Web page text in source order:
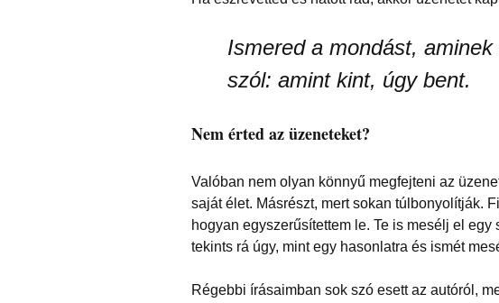
Ismered a mondást,
szól: amint kint, úgy bent.
Nem érted az üzeneteket?
Valóban nem olyan könnyű megfejteni az
saját élet. Másrészt, mert sokan túlbonyolítják.
hogyan egyszerűsítettem le. Te is mesélj el egy
tekints rá úgy, mint egy hasonlatra és ismét
Régebbi írásaimban sok szó esett az autóról,